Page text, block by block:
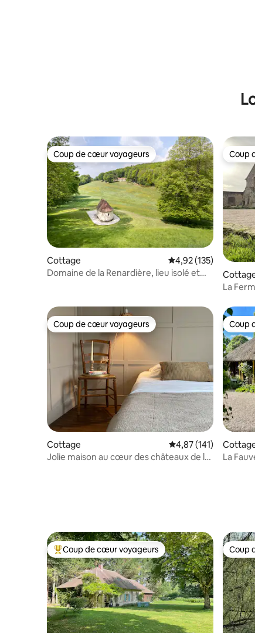
Coup de cœur voyageurs
Coup de cœur voyageurs
Cottage Évaluation moyenne
4,92 (135)
Domaine de la Renardière, lieu isolé et
Coup
Coup
La
Coup de cœur voyageurs
Coup de cœur voyageurs
Cottage Évaluation moyenne
4,87 (141)
Jolie maison au cœur des châteaux de la
Coup
Coup
La
Coups de cœur voyageurs les plus appréciés
Coup de cœur voyageurs Coup
Coup